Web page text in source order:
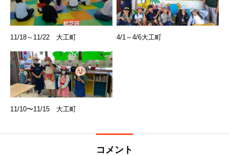
11/18～11/22 大工町 4/1～4/6大工町
11/10〜11/15 大工町
コメント